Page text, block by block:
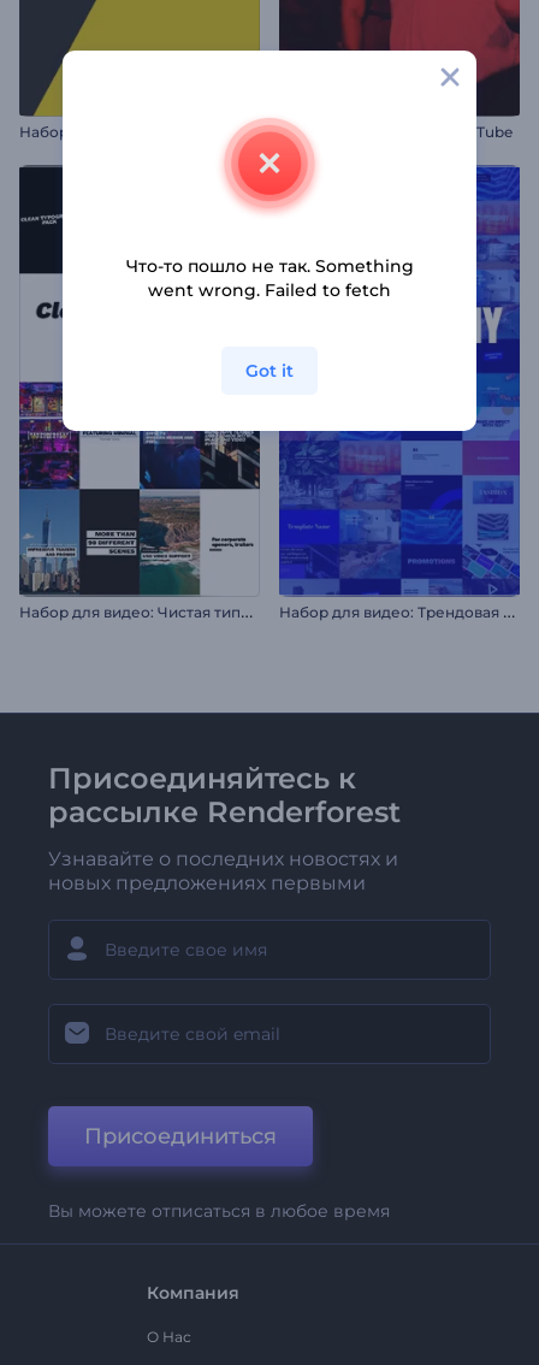
Н
абор для видео: Заголовки в движении Быстрая заставка для YouTube
Н
абор для видео: Чистая типографика Н
абор для видео: Трендовая типографика
Присоединяйтесь к
рассылке Renderforest
Узнавайте о последних новостях и
новых предложениях первыми
Присоединиться
Вы можете отписаться в любое время
Компания
О Нас
Что-то пошло не так. Something
went wrong. Failed to fetch
Got it